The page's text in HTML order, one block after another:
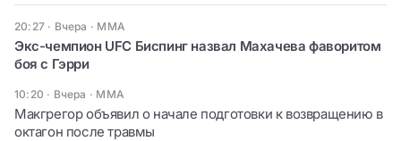
20:27 · Вчера · ММА
Экс-чемпион UFC Биспинг назвал Махачева фаворитом
боя с Гэрри
10:20 · Вчера · ММА
Макгрегор объявил о начале подготовки к возвращению в
октагон после травмы